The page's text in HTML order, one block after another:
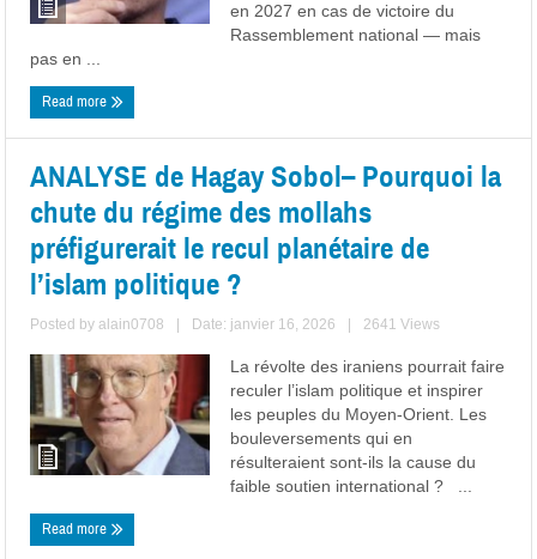
en 2027 en cas de victoire du
Rassemblement national — mais
pas en ...
Read more
ANALYSE de Hagay Sobol– Pourquoi la
chute du régime des mollahs
préfigurerait le recul planétaire de
l’islam politique ?
Posted byalain0708 Date: janvier 16, 2026 2641 Views
La révolte des iraniens pourrait faire
reculer l’islam politique et inspirer
les peuples du Moyen-Orient. Les
bouleversements qui en
résulteraient sont-ils la cause du
faible soutien international ? ...
Read more